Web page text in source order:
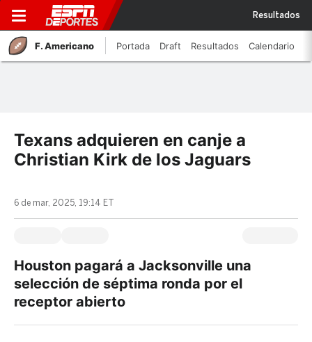
Resultados
F. Americano Portada Draft Resultados Calendario
Texans adquieren en canje a
Christian Kirk de los Jaguars
6 de mar, 2025, 19:14 ET
Houston pagará a Jacksonville una
selección de séptima ronda por el
receptor abierto